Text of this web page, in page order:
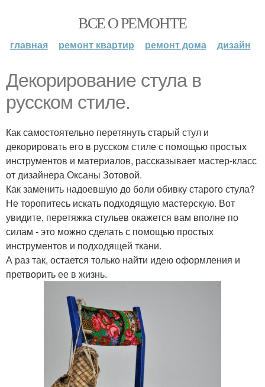
ВСЕ О РЕМОНТЕ
главная ремонт квартир ремонт дома дизайн
Декорирование стула в
русском стиле.
Как самостоятельно перетянуть старый стул и
декорировать его в русском стиле с помощью простых
инструментов и материалов, рассказывает мастер-класс
от дизайнера Оксаны Зотовой.
Как заменить надоевшую до боли обивку старого стула?
Не торопитесь искать подходящую мастерскую. Вот
увидите, перетяжка стульев окажется вам вполне по
силам - это можно сделать с помощью простых
инструментов и подходящей ткани.
А раз так, остается только найти идею оформления и
претворить ее в жизнь.